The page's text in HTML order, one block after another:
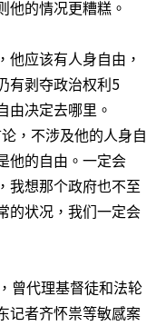
他的情况更糟糕。
他应该有人身自由，
有剥夺政治权利 5
由决定去哪里。
，不涉及他的人身自
他的自由。一定会
我想那个政府也不至
的状况，我们一定会
曾代理基督徒和法轮
记者齐怀祟等敏感案